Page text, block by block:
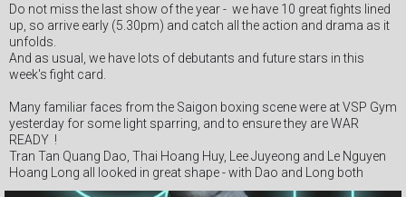
Do not miss the last show of the year - we have 10 great fights lined
up, so arrive early (5.30pm) and catch all the action and drama as it
unfolds.
And as usual, we have lots of debutants and future stars in this
week's fight card.
Many familiar faces from the Saigon boxing scene were at VSP Gym
yesterday for some light sparring, and to ensure they are WAR
READY !
Tran Tan Quang Dao, Thai Hoang Huy, Lee Juyeong and Le Nguyen
Hoang Long all looked in great shape - with Dao and Long both
competing at the VSP PRO 11 event this Saturday night.